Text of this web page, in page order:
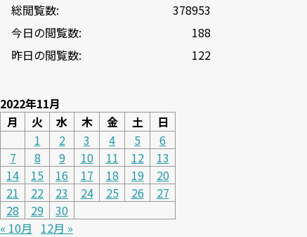
378953
総閲覧数:
188
今日の閲覧数:
122
昨日の閲覧数:
2022年11月
月
火 水 木 金 土
日
1
2 3 4 5
6
7
8 9 10 11 12
13
14
15 16 17 18 19
20
21
22 23 24 25 26
27
28
29
30
« 10月
12月 »